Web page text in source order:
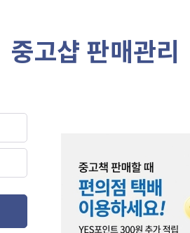
중고샵 판매관리